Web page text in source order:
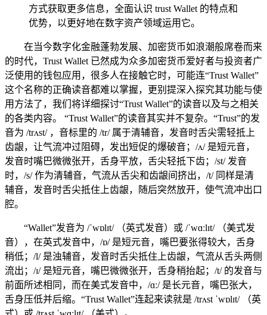
方式获取更多信息，全面认识 trust Wallet 的特点和
优势，以更好地在数字资产领域运用它。
在当今数字化金融蓬勃发展、加密货币如浪潮般席卷而来
的时代，Trust Wallet 已然成为众多加密货币爱好者与投资者广
泛使用的钱包应用，很多人在接触它时，可能连“Trust Wallet”
这个名称的正确读音都难以掌握，更别提深入探究其功能与使
用方法了，我们将详细探讨“Trust Wallet”的读音以及与之相关
的各类内容。 “Trust Wallet”的读音其实并不复杂。“Trust”的发
音为 /trʌst/ ，音标里的 /tr/ 属于清辅音，发音时舌尖需轻抵上
齿龈，让气流冲过阻碍，发出短促的爆破音；/ʌ/ 是短元音，
发音时嘴巴微微张开，舌身平放，舌尖轻抵下齿；/st/ 发音
时，/s/ 作为清辅音，气流从舌尖和齿龈间挤出，/t/ 同样是清
辅音，发音时舌尖抵住上齿龈，随后突然放开，使气流冲出口
腔。
“Wallet”发音为 /ˈwɒlɪt/ （英式发音）或 /ˈwɑːlɪt/ （美式发
音），在英式发音中，/ɒ/ 是短元音，嘴巴要张得较大，舌身
稍低；/l/ 是浊辅音，发音时舌尖抵住上齿龈，气流从舌头两侧
流出；/ɪ/ 是短元音，嘴巴微微张开，舌身稍抬起；/t/ 的发音与
前面所述相同，而在美式发音中，/ɑː/ 是长元音，嘴巴张大，
舌身压低并后缩。“Trust Wallet”连起来读就是 /trʌst ˈwɒlɪt/ （英